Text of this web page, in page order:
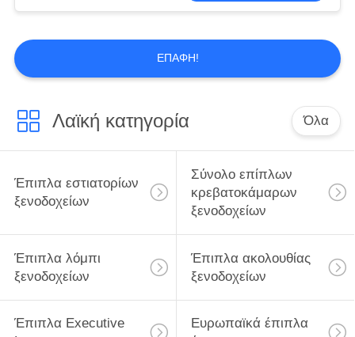
ΕΠΑΦΉ!
Λαϊκή κατηγορία Όλα
Έπιπλα εστιατορίων
ξενοδοχείων
Σύνολο επίπλων
κρεβατοκάμαρων
ξενοδοχείων
Έπιπλα λόμπι
ξενοδοχείων
Έπιπλα ακολουθίας
ξενοδοχείων
Έπιπλα Executive
Ευρωπαϊκά έπιπλα